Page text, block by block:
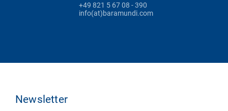
+49 821 5 67 08 - 390
info(at)baramundi.com
Newsletter